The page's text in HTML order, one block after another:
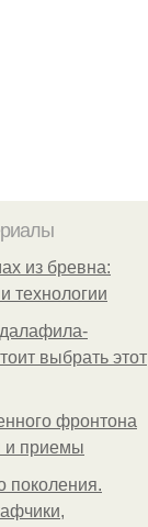
из бревна:
технологии
выбрать этот
фронтона
и приемы
поколения.